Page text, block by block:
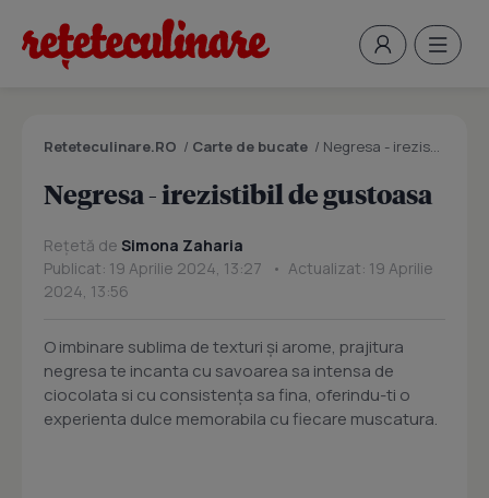
Reteteculinare.RO / Carte de bucate / Negresa - irezistibil de gustoasa
Negresa - irezistibil de gustoasa
Rețetă de Simona Zaharia
Publicat: 19 Aprilie 2024, 13:27 • Actualizat: 19 Aprilie
2024, 13:56
O imbinare sublima de texturi și arome, prajitura
negresa te incanta cu savoarea sa intensa de
ciocolata si cu consistența sa fina, oferindu-ti o
experienta dulce memorabila cu fiecare muscatura.